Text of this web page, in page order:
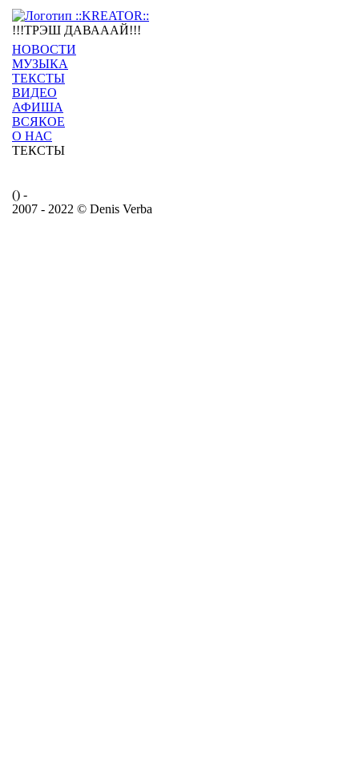
!!!ТРЭШ ДАВАААЙ!!!
НОВОСТИ
МУЗЫКА
ТЕКСТЫ
ВИДЕО
АФИША
ВСЯКОЕ
О НАС
ТЕКСТЫ
() -
2007 - 2022 © Denis Verba